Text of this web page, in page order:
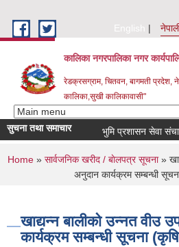
English
कालिका नगरपालिका नगर
रेडक्रसग्राम, चितवन, बागमती प्रदेश,
कालिका,सुखी कालिकावासी"
सुचना तथा समाचार भुमि प्रशासन सेवा संचालन
You are here
Home » सार्वजनिक खरीद / बाेलपत्र सूचना»
अनुदान कार्यक्रम सम्बन्धी
खाद्यन्न बालीको उन्नत वीउ
कार्यक्रम सम्बन्धी सूचना